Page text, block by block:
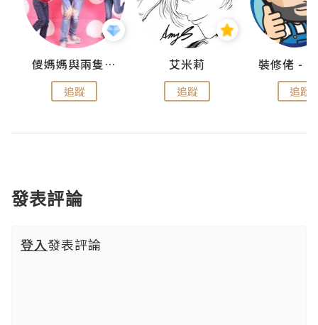
儍媽媽與兩隻小魔怪之家
追蹤
艾米莉
追蹤 追蹤
發表評論
登入發表評論